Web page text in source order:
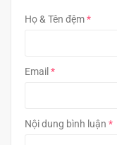
Họ & Tên đệm
Email
Nội dung bình luận